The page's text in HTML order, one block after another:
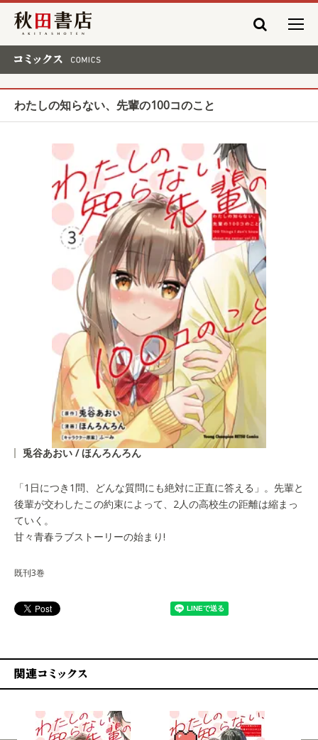
秋田書店
わたしの知らない、先輩の100コのこと
兎谷あおい / ほんろんろん
「1日につき1問、どんな質問にも絶対に正直に答える」。先輩と
後輩が交わしたこの約束によって、2人の高校生の距離は縮まっ
ていく。
甘々青春ラブストーリーの始まり!
既刊3巻